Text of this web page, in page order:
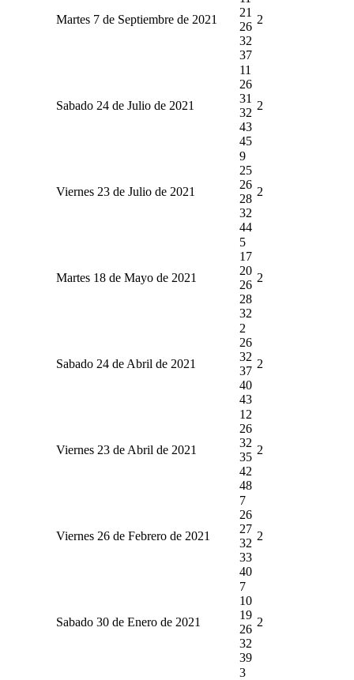
Martes 7 de Septiembre de 2021
21
26
32
37
2
Sabado 24 de Julio de 2021
11
26
31
32
43
45
2
Viernes 23 de Julio de 2021
9
25
26
28
32
44
2
Martes 18 de Mayo de 2021
5
17
20
26
28
32
2
Sabado 24 de Abril de 2021
2
26
32
37
40
43
2
Viernes 23 de Abril de 2021
12
26
32
35
42
48
2
Viernes 26 de Febrero de 2021
7
26
27
32
33
40
2
Sabado 30 de Enero de 2021
7
10
19
26
32
39
2
3